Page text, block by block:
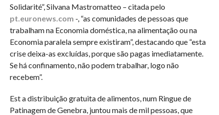
Solidarité”, Silvana Mastromatteo – citada pelo
pt.euronews.com -, “as comunidades de pessoas que
trabalham na Economia doméstica, na alimentação ou na
Economia paralela sempre existiram”, destacando que “esta
crise deixa-as excluídas, porque são pagas imediatamente.
Se há confinamento, não podem trabalhar, logo não
recebem”.
Est a distribuição gratuita de alimentos, num Ringue de
Patinagem de Genebra, juntou mais de mil pessoas, que